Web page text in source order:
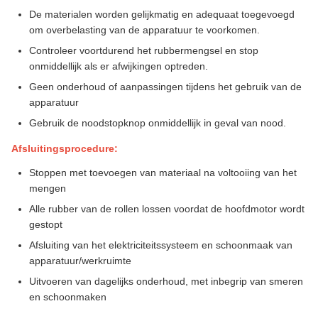
De materialen worden gelijkmatig en adequaat toegevoegd
om overbelasting van de apparatuur te voorkomen.
Controleer voortdurend het rubbermengsel en stop
onmiddellijk als er afwijkingen optreden.
Geen onderhoud of aanpassingen tijdens het gebruik van de
apparatuur
Gebruik de noodstopknop onmiddellijk in geval van nood.
Afsluitingsprocedure:
Stoppen met toevoegen van materiaal na voltooiing van het
mengen
Alle rubber van de rollen lossen voordat de hoofdmotor wordt
gestopt
Afsluiting van het elektriciteitssysteem en schoonmaak van
apparatuur/werkruimte
Uitvoeren van dagelijks onderhoud, met inbegrip van smeren
en schoonmaken